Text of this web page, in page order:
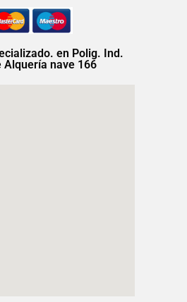
en Polig. Ind.
Alquería nave 166